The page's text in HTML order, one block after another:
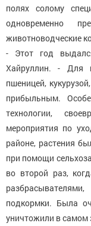
полях солому
одновременно
животноводческие
- Этот год
Хайруллин. - Для
пшеницей,
прибыльным.
технологии,
мероприятия по
районе, растения
при помощи
во второй раз,
подкормки. Была
уничтожили в самом